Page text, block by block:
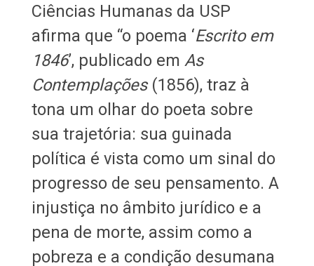
Ciências Humanas da USP
afirma que “o poema ‘Escrito em
1846’, publicado em As
Contemplações(1856), traz à
tona um olhar do poeta sobre
sua trajetória: sua guinada
política é vista como um sinal do
progresso de seu pensamento. A
injustiça no âmbito jurídico e a
pena de morte, assim como a
pobreza e a condição desumana